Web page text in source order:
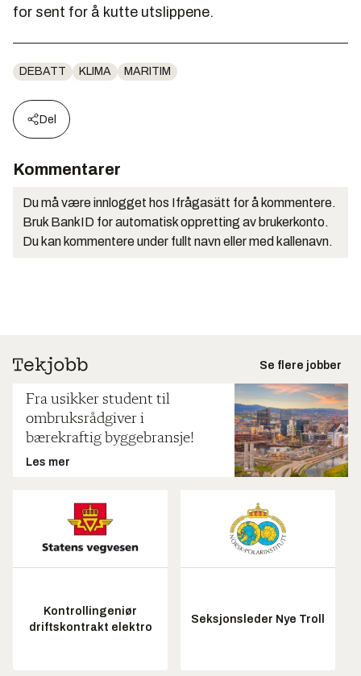
for sent for å kutte utslippene.
DEBATT KLIMA MARITIM
Del
Kommentarer
Du må være innlogget hos Ifrågasätt for å kommentere.
Bruk BankID for automatisk oppretting av brukerkonto.
Du kan kommentere under fullt navn eller med kallenavn.
Se flere jobber
Fra usikker student til
ombruksrådgiver i
bærekraftig byggebransje!
Les mer
Kontrollingeniør
driftskontrakt elektro
Seksjonsleder Nye Troll